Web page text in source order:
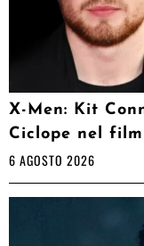
X-Men: Kit
Ciclope nel
6 AGOSTO 2026